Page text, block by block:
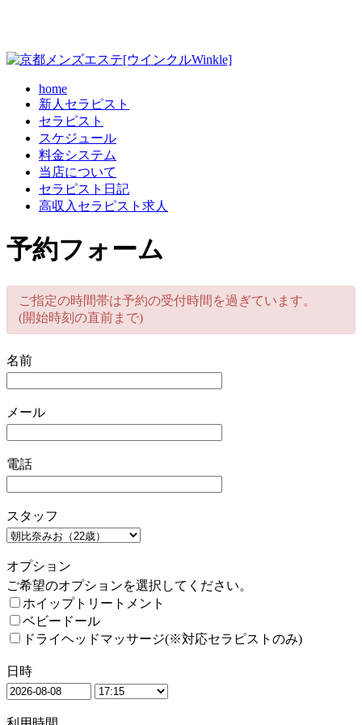
home
新人セラピスト
セラピスト
スケジュール
料金システム
当店について
セラピスト日記
高収入セラピスト求人
予約フォーム
ご指定の時間帯は予約の受付時間を過ぎています。
(開始時刻の直前まで)
名前
メール
電話
スタッフ
オプション
ご希望のオプションを選択してください。
ホイップトリートメント
ベビードール
ドライヘッドマッサージ(※対応セラピストのみ)
日時